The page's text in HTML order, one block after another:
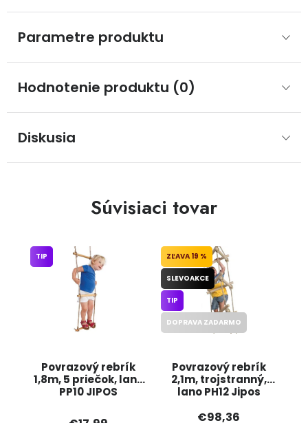
Parametre produktu
Hodnotenie produktu (0)
Diskusia
Súvisiaci tovar
Povrazový rebrík
1,8m, 5 priečok, lano
PP10 JIPOS
TIP
Povrazový rebrík
2,1m, trojstranný,
lano PH12 Jipos
19 %
SLEVOAKCE
TIP
DOPRAVA ZADARMO
€98,36